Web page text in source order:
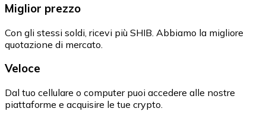
Miglior prezzo
Con gli stessi soldi, ricevi più SHIB. Abbiamo la migliore
quotazione di mercato.
Veloce
Dal tuo cellulare o computer puoi accedere alle nostre
piattaforme e acquisire le tue crypto.